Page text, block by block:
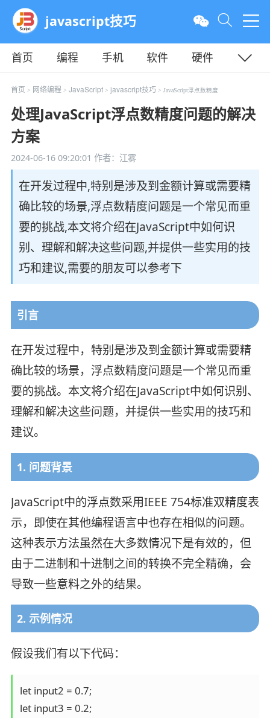
javascript技巧
首页 编程 手机 软件
硬件
教程
平面 服务器
首页 > 网络编程 > JavaScript> javascript技巧 > JavaScript浮点数精度
处理JavaScript浮点数精度问题的解决
方案
2024-06-16 09:20:01 作者：江雾
在开发过程中,特别是涉及到金额计算或需要精
确比较的场景,浮点数精度问题是一个常见而重
要的挑战,本文将介绍在JavaScript中如何识
别、理解和解决这些问题,并提供一些实用的技
巧和建议,需要的朋友可以参考下
引言
在开发过程中，特别是涉及到金额计算或需要精
确比较的场景，浮点数精度问题是一个常见而重
要的挑战。本文将介绍在JavaScript中如何识别、
理解和解决这些问题，并提供一些实用的技巧和
建议。
1. 问题背景
JavaScript中的浮点数采用IEEE 754标准双精度表
示，即使在其他编程语言中也存在相似的问题。
这种表示方法虽然在大多数情况下是有效的，但
由于二进制和十进制之间的转换不完全精确，会
导致一些意料之外的结果。
2. 示例情况
假设我们有以下代码：
let input2 = 0.7;
let input3 = 0.2;